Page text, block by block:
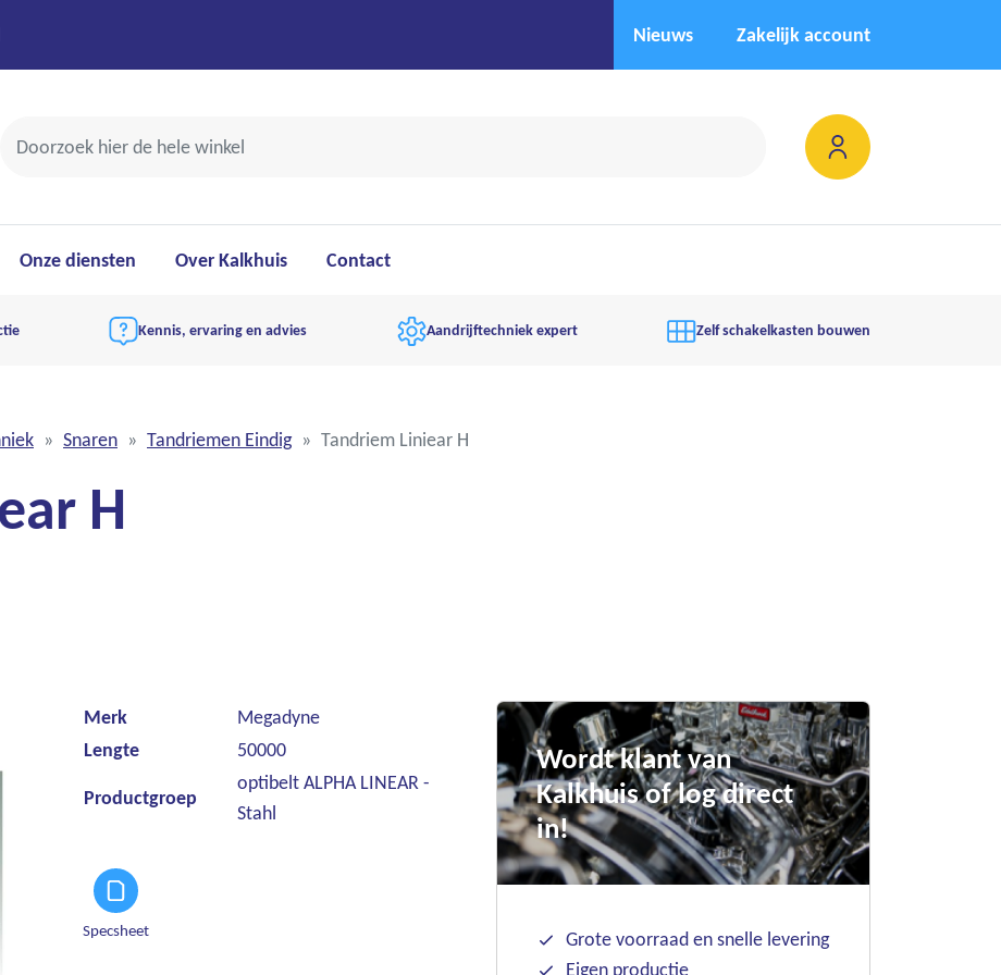
Nieuws Zakelijk account
Onze diensten Over Kalkhuis Contact
Kennis, ervaring en advies Aandrijftechniek expert Zelf schakelkasten bouwen
Snaren Tandriemen Eindig Tandriem Liniear H
H
Merk
Megadyne
Lengte
50000
Productgroep
optibelt ALPHA LINEAR -
Stahl
Specsheet
Wordt klant van
Kalkhuis of log direct
in!
Grote voorraad en snelle levering
Eigen productie